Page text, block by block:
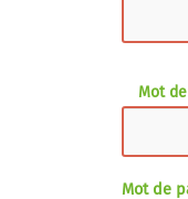
Mot
Mot de